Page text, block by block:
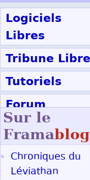
Logiciels
Libres
Tribune Libre
Tutoriels
Forum
Participer
Sur le
Framablog
Chroniques du
Léviathan